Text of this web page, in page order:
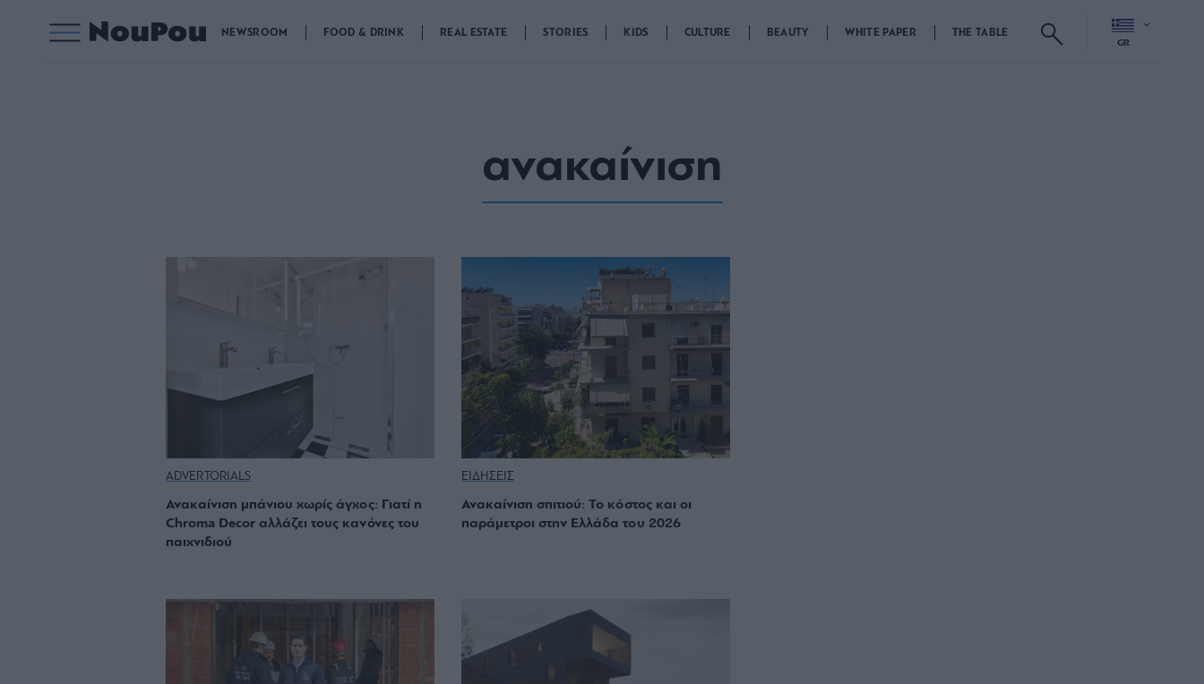
NEWSROOM FOOD & DRINK REAL ESTATE STORIES KIDS CULTURE BEAUTY WHITE PAPER THE TABLE
GR
ανακαίνιση
ADVERTORIALS
Ανακαίνιση μπάνιου χωρίς άγχος: Γιατί η
Chroma Decor αλλάζει τους κανόνες του
παιχνιδιού
ΕΙΔΗΣΕΙΣ
Ανακαίνιση σπιτιού: Το κόστος και οι
παράμετροι στην Ελλάδα του 2026